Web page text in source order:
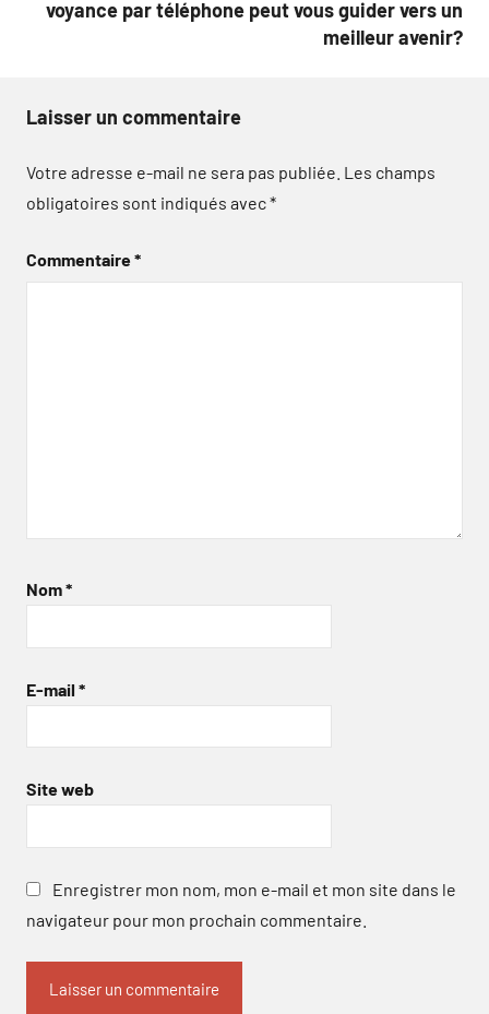
voyance par téléphone peut vous guider vers un
meilleur avenir?
Laisser un commentaire
Votre adresse e-mail ne sera pas publiée. Les champs
obligatoires sont indiqués avec*
Commentaire*
Nom*
E-mail *
Site web
Enregistrer mon nom, mon e-mail et mon site dans le
navigateur pour mon prochain commentaire.